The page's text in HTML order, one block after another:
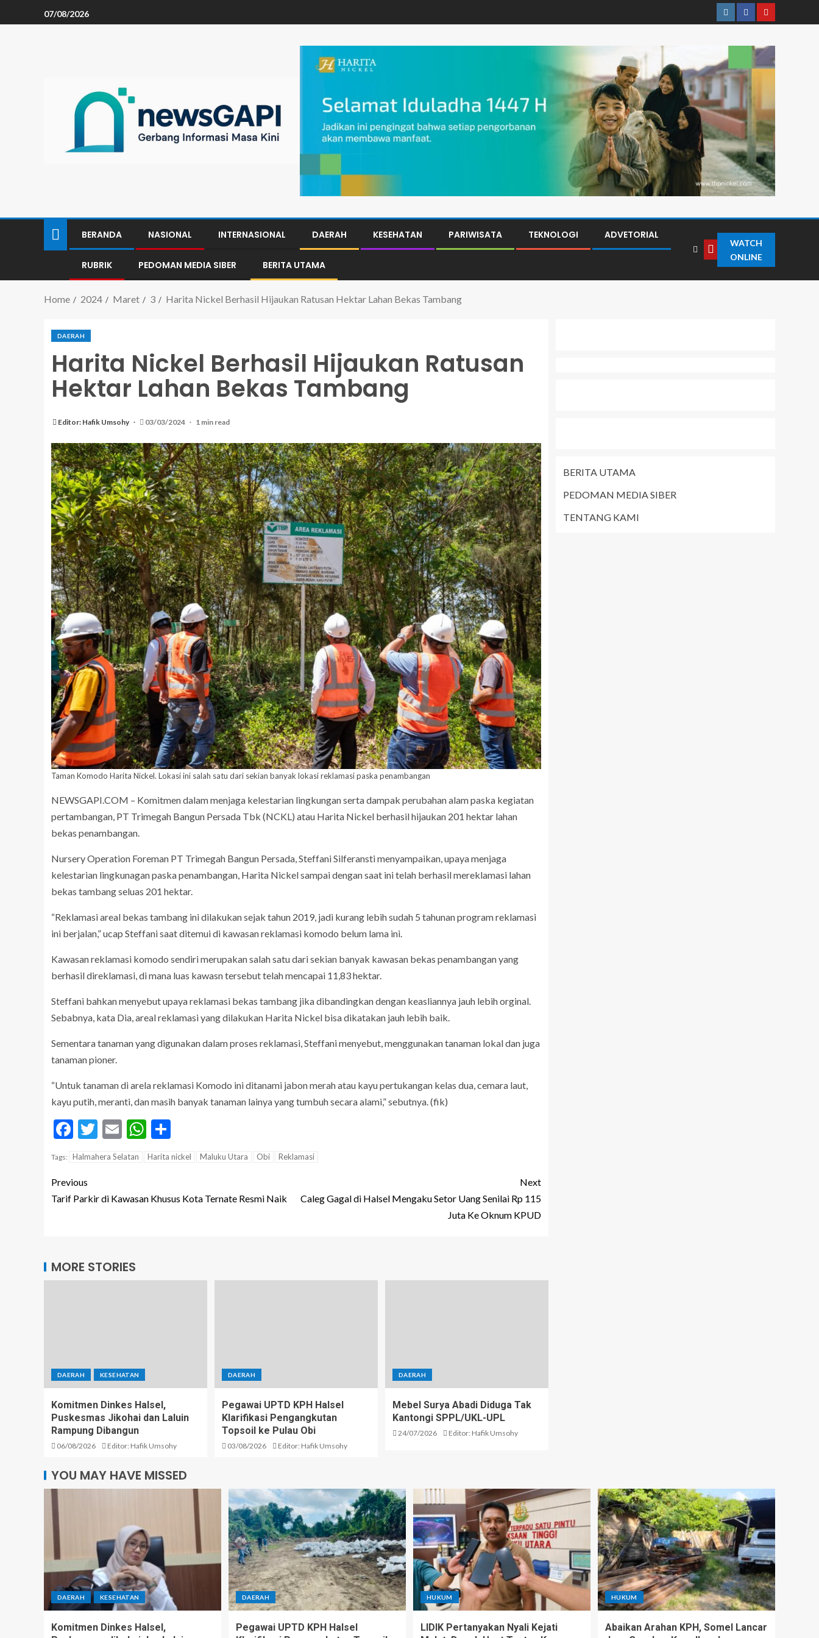
07/08/2026
BERANDA NASIONAL INTERNASIONAL DAERAH KESEHATAN PARIWISATA TEKNOLOGI ADVETORIAL
RUBRIK PEDOMAN MEDIA SIBER BERITA UTAMA
WATCH
ONLINE
Home 2024 Maret 3 Harita Nickel Berhasil Hijaukan Ratusan Hektar Lahan Bekas Tambang
DAERAH
Harita Nickel Berhasil Hijaukan Ratusan
Hektar Lahan Bekas Tambang
Editor: Hafik Umsohy 03/03/2024 1 min read
Taman Komodo Harita Nickel. Lokasi ini salah satu dari sekian banyak lokasi reklamasi paska penambangan
NEWSGAPI.COM – Komitmen dalam menjaga kelestarian lingkungan serta dampak perubahan alam paska kegiatan
pertambangan, PT Trimegah Bangun Persada Tbk (NCKL) atau Harita Nickel berhasil hijaukan 201 hektar lahan
bekas penambangan.
Nursery Operation Foreman PT Trimegah Bangun Persada, Steffani Silferansti menyampaikan, upaya menjaga
kelestarian lingkunagan paska penambangan, Harita Nickel sampai dengan saat ini telah berhasil mereklamasi lahan
bekas tambang seluas 201 hektar.
“Reklamasi areal bekas tambang ini dilakukan sejak tahun 2019, jadi kurang lebih sudah 5 tahunan program reklamasi
ini berjalan,” ucap Steffani saat ditemui di kawasan reklamasi komodo belum lama ini.
Kawasan reklamasi komodo sendiri merupakan salah satu dari sekian banyak kawasan bekas penambangan yang
berhasil direklamasi, di mana luas kawasn tersebut telah mencapai 11,83 hektar.
Steffani bahkan menyebut upaya reklamasi bekas tambang jika dibandingkan dengan keasliannya jauh lebih orginal.
Sebabnya, kata Dia, areal reklamasi yang dilakukan Harita Nickel bisa dikatakan jauh lebih baik.
Sementara tanaman yang digunakan dalam proses reklamasi, Steffani menyebut, menggunakan tanaman lokal dan juga
tanaman pioner.
“Untuk tanaman di arela reklamasi Komodo ini ditanami jabon merah atau kayu pertukangan kelas dua, cemara laut,
kayu putih, meranti, dan masih banyak tanaman lainya yang tumbuh secara alami,” sebutnya. (fik)
Facebook
Twitter
EmailWhatsApp
Tags: Halmahera Selatan Harita nickel Maluku Utara Obi Reklamasi
Previous
Tarif Parkir di Kawasan Khusus Kota Ternate Resmi Naik
Next
Caleg Gagal di Halsel Mengaku Setor Uang Senilai Rp 115
Juta Ke Oknum KPUD
MORE STORIES
DAERAH KESEHATAN
Komitmen Dinkes Halsel,
Puskesmas Jikohai dan Laluin
Rampung Dibangun
06/08/2026 Editor: Hafik Umsohy
DAERAH
Pegawai UPTD KPH Halsel
Klarifikasi Pengangkutan
Topsoil ke Pulau Obi
03/08/2026 Editor: Hafik Umsohy
DAERAH
Mebel Surya Abadi Diduga Tak
Kantongi SPPL/UKL-UPL
24/07/2026 Editor: Hafik Umsohy
BERITA UTAMA
PEDOMAN MEDIA SIBER
TENTANG KAMI
YOU MAY HAVE MISSED
DAERAH KESEHATAN
Komitmen Dinkes Halsel,
DAERAH
Pegawai UPTD KPH Halsel
HUKUM
LIDIK Pertanyakan Nyali Kejati
HUKUM
Abaikan Arahan KPH, Somel Lancar